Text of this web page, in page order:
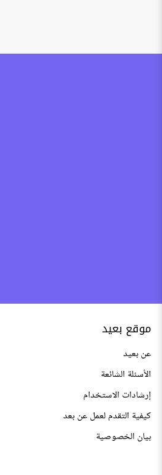
موقع بعيد
عن بعيد
الأسئلة الشائعة
إرشادات الاستخدام
كيفية التقدم لعمل عن بعد
بيان الخصوصية